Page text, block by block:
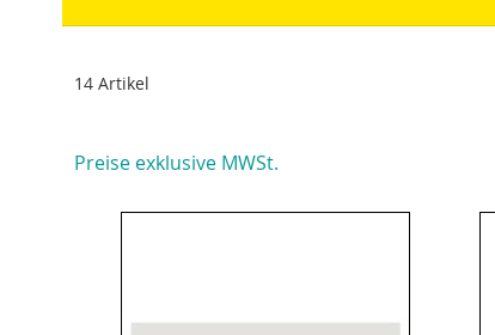
14 Artikel
Preise exklusive MWSt.